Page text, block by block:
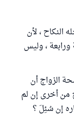
، لأن
ورابعة ، وليس
الزواج أن
من أخرى إن لم
إن سُئِلَ ؟